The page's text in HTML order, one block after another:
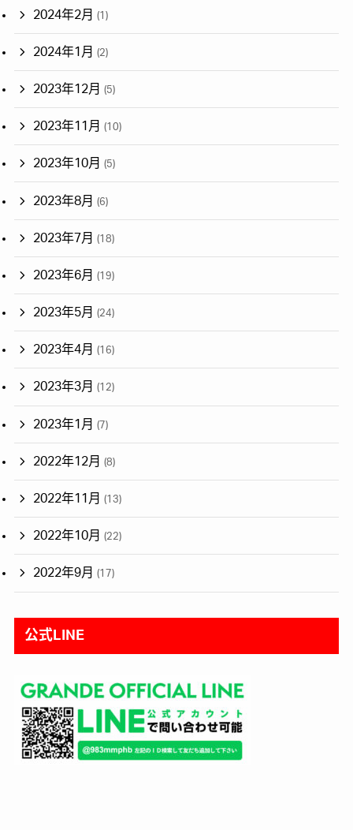
2024年2月 (1)
2024年1月 (2)
2023年12月 (5)
2023年11月 (10)
2023年10月 (5)
2023年8月 (6)
2023年7月 (18)
2023年6月 (19)
2023年5月 (24)
2023年4月 (16)
2023年3月 (12)
2023年1月 (7)
2022年12月 (8)
2022年11月 (13)
2022年10月 (22)
2022年9月 (17)
公式LINE